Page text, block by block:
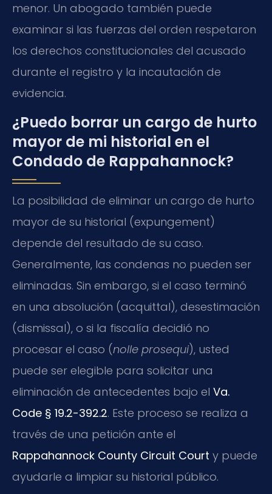
menor. Un abogado también puede
examinar si las fuerzas del orden respetaron
los derechos constitucionales del acusado
durante el registro y la incautación de
evidencia.
¿Puedo borrar un cargo de hurto
mayor de mi historial en el
Condado de Rappahannock?
La posibilidad de eliminar un cargo de hurto
mayor de su historial (expungement)
depende del resultado de su caso.
Generalmente, las condenas no pueden ser
eliminadas. Sin embargo, si el caso terminó
en una absolución (acquittal), desestimación
(dismissal), o si la fiscalía decidió no
procesar el caso (nolle prosequi), usted
puede ser elegible para solicitar una
eliminación de antecedentes bajo el Va.
Code § 19.2-392.2. Este proceso se realiza a
través de una petición ante el
Rappahannock County Circuit Court y puede
ayudarle a limpiar su historial público.